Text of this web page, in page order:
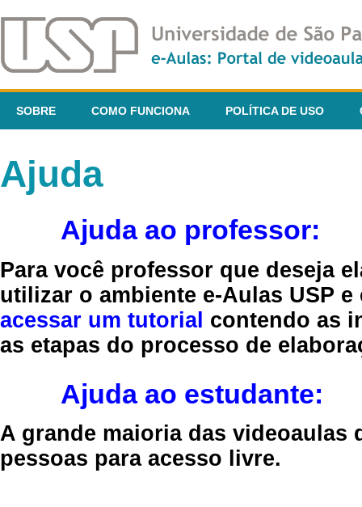
SOBRE COMO FUNCIONA POLÍTICA DE USO
Ajuda
Ajuda ao professor:
Para você professor que deseja
utilizar o ambiente e-Aulas USP
acessar um tutorial contendo as
as etapas do processo de
Ajuda ao estudante:
A grande maioria das videoaulas
pessoas para acesso livre.